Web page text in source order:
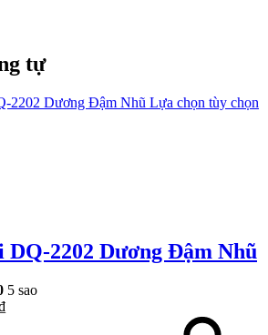
tự
Lựa chọn tùy chọn
DQ-2202 Dương Đậm Nhũ
5 sao